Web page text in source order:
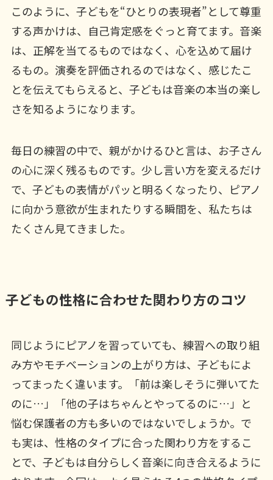
このように、子どもを“ひとりの表現者”として尊重
する声かけは、自己肯定感をぐっと育てます。音楽
は、正解を当てるものではなく、心を込めて届け
るもの。演奏を評価されるのではなく、感じたこ
とを伝えてもらえると、子どもは音楽の本当の楽し
さを知るようになります。
毎日の練習の中で、親がかけるひと言は、お子さん
の心に深く残るものです。少し言い方を変えるだけ
で、子どもの表情がパッと明るくなったり、ピアノ
に向かう意欲が生まれたりする瞬間を、私たちは
たくさん見てきました。
子どもの性格に合わせた関わり方のコツ
同じようにピアノを習っていても、練習への取り組
み方やモチベーションの上がり方は、子どもによ
ってまったく違います。「前は楽しそうに弾いてた
のに…」「他の子はちゃんとやってるのに…」と
悩む保護者の方も多いのではないでしょうか。で
も実は、性格のタイプに合った関わり方をするこ
とで、子どもは自分らしく音楽に向き合えるように